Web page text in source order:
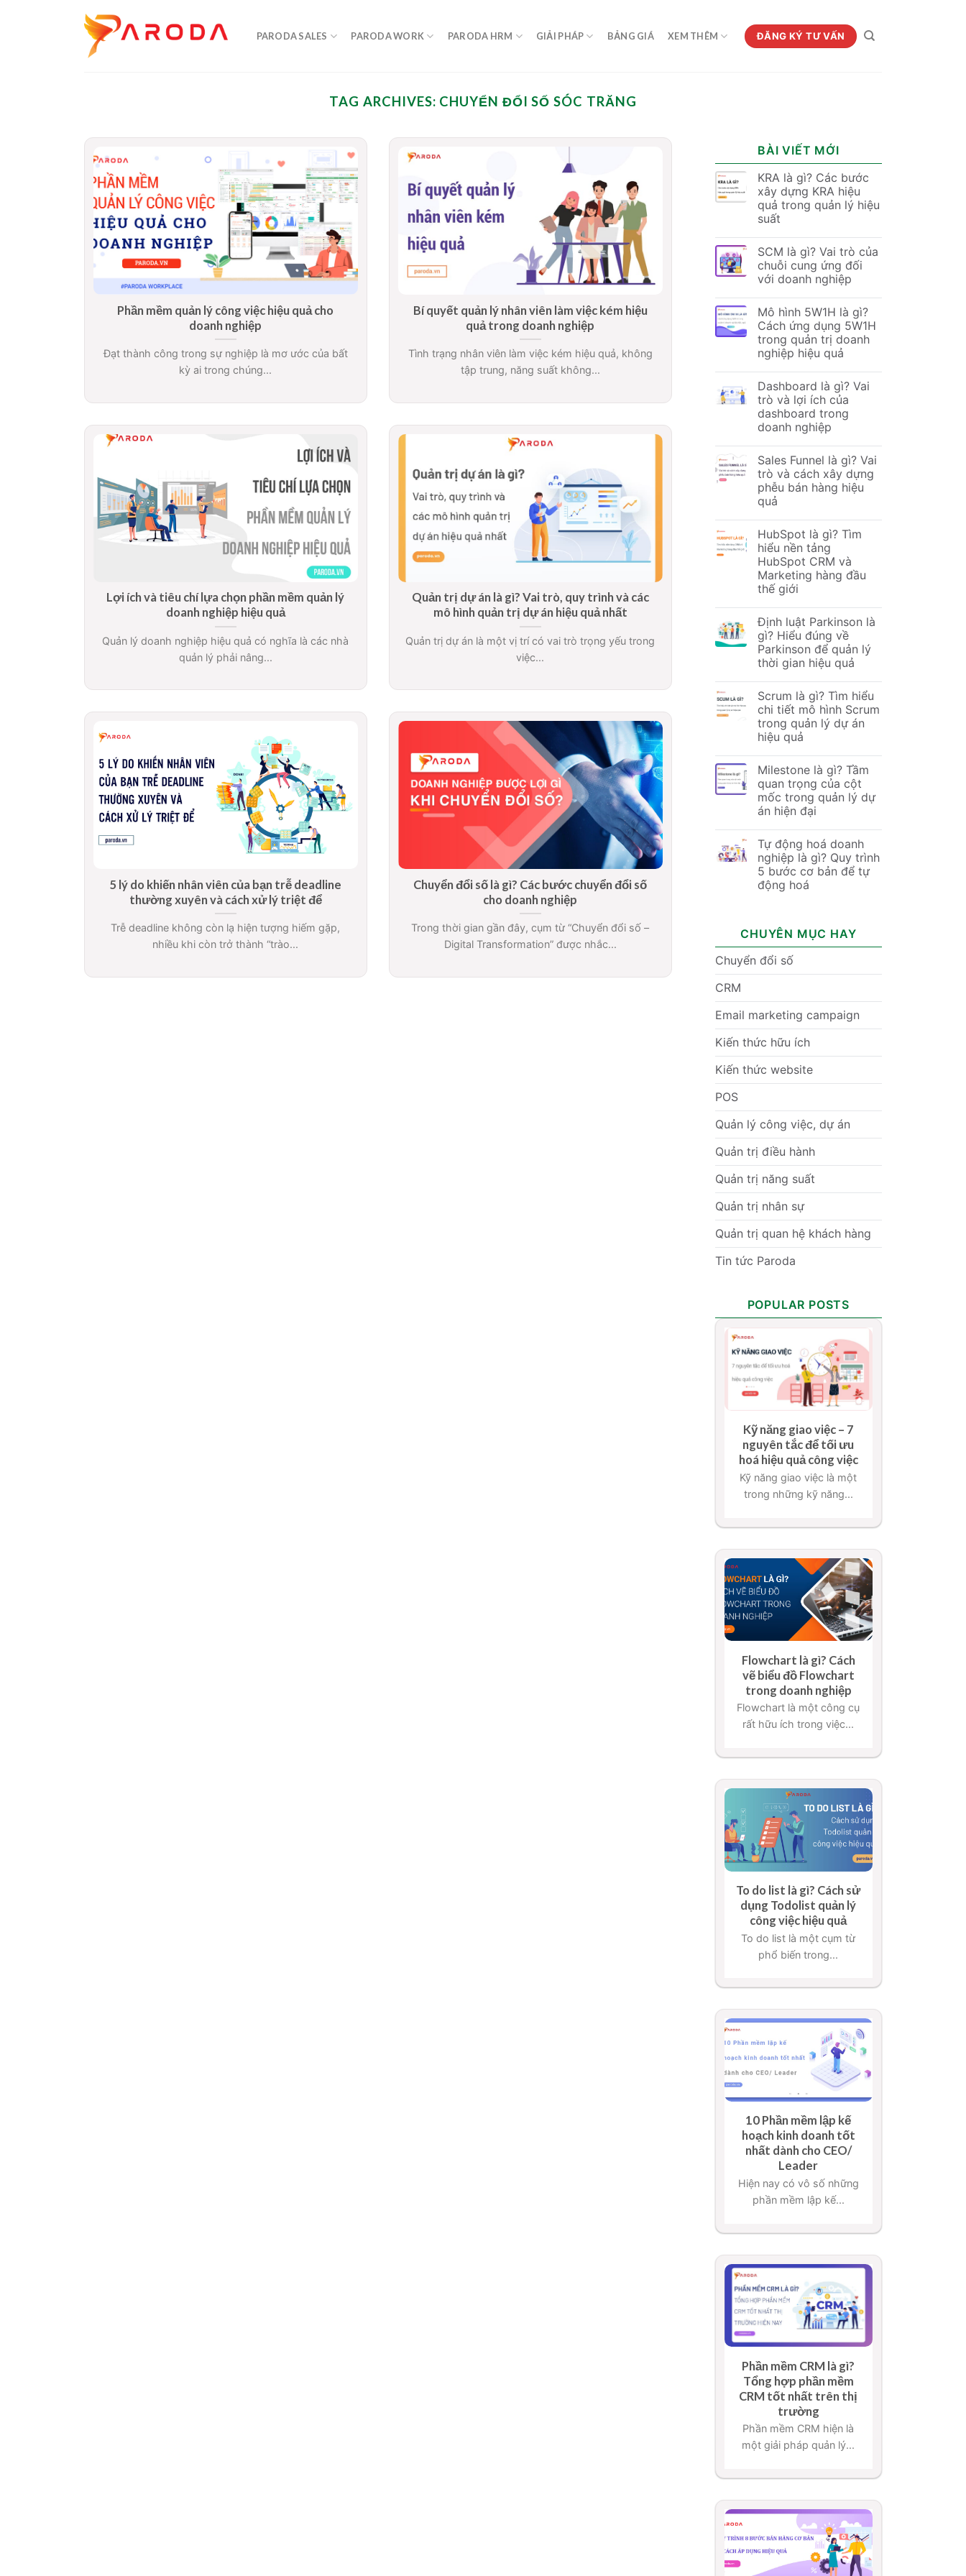
PARODA SALES PARODA WORK PARODA HRM GIẢI PHÁP BẢNG GIÁ XEM THÊM ĐĂNG KÝ TƯ VẤN
TAG ARCHIVES: CHUYỂN ĐỔI SỐ SÓC TRĂNG
Phần mềm quản lý công việc hiệu quả cho
doanh nghiệp
Đạt thành công trong sự nghiệp là mơ ước của bất
kỳ ai trong chúng...
Bí quyết quản lý nhân viên làm việc kém hiệu
quả trong doanh nghiệp
Tình trạng nhân viên làm việc kém hiệu quả, không
tập trung, năng suất không...
Lợi ích và tiêu chí lựa chọn phần mềm quản lý
doanh nghiệp hiệu quả
Quản lý doanh nghiệp hiệu quả có nghĩa là các nhà
quản lý phải nâng...
Quản trị dự án là gì? Vai trò, quy trình và các
mô hình quản trị dự án hiệu quả nhất
Quản trị dự án là một vị trí có vai trò trọng yếu trong
việc...
5 lý do khiến nhân viên của bạn trễ deadline
thường xuyên và cách xử lý triệt để
Trễ deadline không còn lạ hiện tượng hiếm gặp,
nhiều khi còn trở thành “trào...
Chuyển đổi số là gì? Các bước chuyển đổi số
cho doanh nghiệp
Trong thời gian gần đây, cụm từ “Chuyển đổi số –
Digital Transformation” được nhắc...
BÀI VIẾT MỚI
KRA là gì? Các bước
xây dựng KRA hiệu
quả trong quản lý hiệu
suất
SCM là gì? Vai trò của
chuỗi cung ứng đối
với doanh nghiệp
Mô hình 5W1H là gì?
Cách ứng dụng 5W1H
trong quản trị doanh
nghiệp hiệu quả
Dashboard là gì? Vai
trò và lợi ích của
dashboard trong
doanh nghiệp
Sales Funnel là gì? Vai
trò và cách xây dựng
phễu bán hàng hiệu
quả
HubSpot là gì? Tìm
hiểu nền tảng
HubSpot CRM và
Marketing hàng đầu
thế giới
Định luật Parkinson là
gì? Hiểu đúng về
Parkinson để quản lý
thời gian hiệu quả
Scrum là gì? Tìm hiểu
chi tiết mô hình Scrum
trong quản lý dự án
hiệu quả
Milestone là gì? Tầm
quan trọng của cột
mốc trong quản lý dự
án hiện đại
Tự động hoá doanh
nghiệp là gì? Quy trình
5 bước cơ bản để tự
động hoá
CHUYÊN MỤC HAY
Chuyển đổi số
CRM
Email marketing campaign
Kiến thức hữu ích
Kiến thức website
POS
Quản lý công việc, dự án
Quản trị điều hành
Quản trị năng suất
Quản trị nhân sự
Quản trị quan hệ khách hàng
Tin tức Paroda
POPULAR POSTS
Kỹ năng giao việc – 7
nguyên tắc để tối ưu
hoá hiệu quả công việc
Kỹ năng giao việc là một
trong những kỹ năng...
Flowchart là gì? Cách
vẽ biểu đồ Flowchart
trong doanh nghiệp
Flowchart là một công cụ
rất hữu ích trong việc...
To do list là gì? Cách sử
dụng Todolist quản lý
công việc hiệu quả
To do list là một cụm từ
phổ biến trong...
10 Phần mềm lập kế
hoạch kinh doanh tốt
nhất dành cho CEO/
Leader
Hiện nay có vô số những
phần mềm lập kế...
Phần mềm CRM là gì?
Tổng hợp phần mềm
CRM tốt nhất trên thị
trường
Phần mềm CRM hiện là
một giải pháp quản lý...